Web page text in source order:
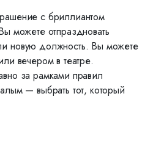
с бриллиантом
можете отпраздновать
новую должность. Вы можете
вечером в театре.
за рамками правил
— выбрать тот, который